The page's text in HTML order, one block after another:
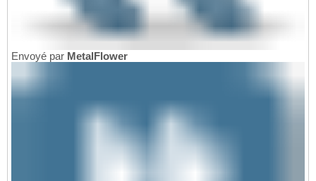
Envoyé par MetalFlower